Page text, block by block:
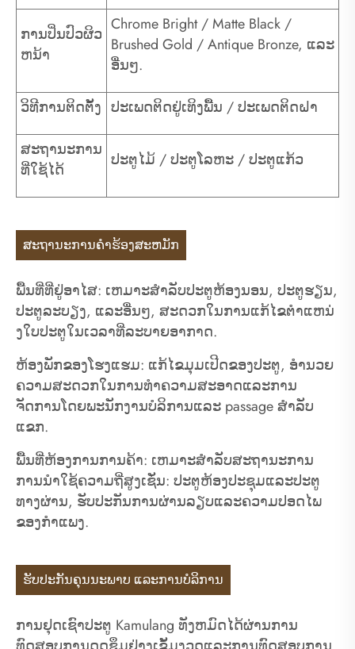
ການປິ່ນປົວຜິວ
ຫນ້າ
Chrome Bright / Matte Black /
Brushed Gold / Antique Bronze, ແລະ
ອື່ນໆ.
ວິທີການຕິດຕັ້ງ ປະເພດຕິດຢູ່ເທິງພື້ນ / ປະເພດຕິດຝາ
ສະຖານະການ
ທີ່ໃຊ້ໄດ້
ປະຕູໄມ້ / ປະຕູໂລຫະ / ປະຕູແກ້ວ
ສະຖານະການຄໍາຮ້ອງສະຫມັກ
ພື້ນທີ່ທີ່ຢູ່ອາໄສ: ເຫມາະສໍາລັບປະຕູຫ້ອງນອນ, ປະຕູຮຽນ,
ປະຕູລະບຽງ, ແລະອື່ນໆ, ສະດວກໃນການແກ້ໄຂຕໍາແຫນ່
ງໃບປະຕູໃນເວລາທີ່ລະບາຍອາກາດ.
ຫ້ອງພັກຂອງໂຮງແຮມ: ແກ້ໄຂມຸມເປີດຂອງປະຕູ, ອໍານວຍ
ຄວາມສະດວກໃນການທໍາຄວາມສະອາດແລະການ
ຈັດການໂດຍພະນັກງານບໍລິການແລະ passage ສໍາລັບ
ແຂກ.
ພື້ນທີ່ຫ້ອງການການຄ້າ: ເຫມາະສໍາລັບສະຖານະການ
ການນໍາໃຊ້ຄວາມຖີ່ສູງເຊັ່ນ: ປະຕູຫ້ອງປະຊຸມແລະປະຕູ
ທາງຜ່ານ, ຮັບປະກັນການຜ່ານລຽບແລະຄວາມປອດໄພ
ຂອງກໍາແພງ.
ຮັບປະກັນຄຸນນະພາບ ແລະການບໍລິການ
ການຢຸດເຊົາປະຕູ Kamulang ທັງຫມົດໄດ້ຜ່ານການ